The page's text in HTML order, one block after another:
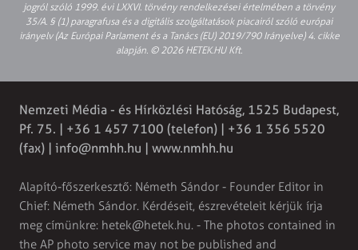
jogról szóló 1999. évi LXXVI. törvény rendelkezései értelmében a törvény
35/A. § (1) paragrafusa és a digitális szolgáltatások piacairól szóló európai
irányelv (Az Európai Parlament és a Tanács (EU) 2019/790 Irányelve) 4. cikke
alapján. © 2026 HETEK.HU Kft.
Nemzeti Média - és Hírközlési Hatóság, 1525 Budapest,
Pf. 75. | +36 1 457 7100 (telefon) | +36 1 356 5520
(fax) | info@nmhh.hu | www.nmhh.hu
Alapító-főszerkesztő: Németh Sándor - Founder Editor in
Chief: Németh Sándor. Kérdéseit, észrevételeit kérjük írja
meg címünkre: hetek@hetek.hu. - The photos contained in
the AP photo service may not be published and